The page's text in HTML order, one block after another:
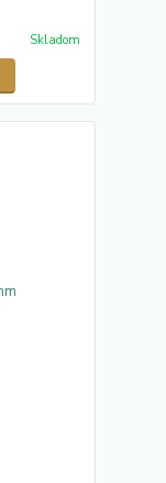
Skladom